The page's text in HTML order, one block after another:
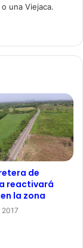
una Viejaca.
de
reactivará
la zona